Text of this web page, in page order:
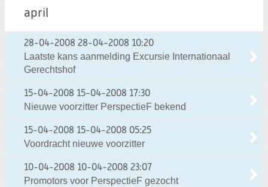
april
28-04-2008 28-04-2008 10:20
Laatste kans aanmelding Excursie Internationaal
Gerechtshof
15-04-2008 15-04-2008 17:30
Nieuwe voorzitter PerspectieF bekend
15-04-2008 15-04-2008 05:25
Voordracht nieuwe voorzitter
10-04-2008 10-04-2008 23:07
Promotors voor PerspectieF gezocht